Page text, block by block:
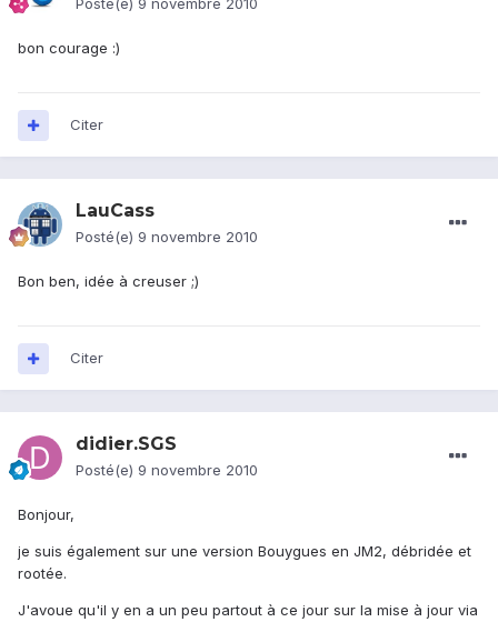
Posté(e) 9 novembre 2010
bon courage :)
Citer
LauCass
Posté(e) 9 novembre 2010
Bon ben, idée à creuser ;)
Citer
didier.SGS
Posté(e) 9 novembre 2010
Bonjour,
je suis également sur une version Bouygues en JM2, débridée et
rootée.
J'avoue qu'il y en a un peu partout à ce jour sur la mise à jour via